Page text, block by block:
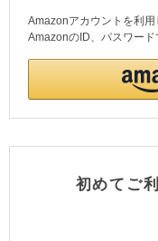
Amazonアカウントを利用
AmazonのID、パスワード
初めてご